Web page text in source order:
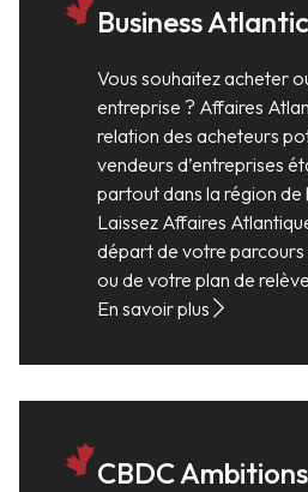
Business Atlantic
Vous souhaitez acheter
entreprise ? Affaires
relation des acheteurs
vendeurs d’entreprises
partout dans la région de
Laissez Affaires
départ de votre
ou de votre plan de
En savoir plus
CBDC Ambitions